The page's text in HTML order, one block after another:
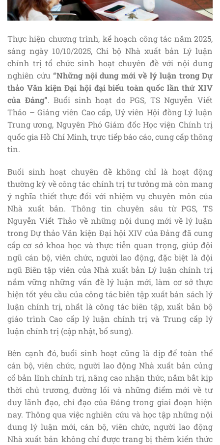
Thực hiện chương trình, kế hoạch công tác năm 2025,
sáng ngày 10/10/2025, Chi bộ Nhà xuất bản Lý luận
chính trị tổ chức sinh hoạt chuyên đề với nội dung
nghiên cứu “Những nội dung mới về lý luận trong Dự
thảo Văn kiện Đại hội đại biểu toàn quốc lần thứ XIV
của Đảng”. Buổi sinh hoạt do PGS, TS Nguyễn Viết
Thảo – Giảng viên Cao cấp, Uỷ viên Hội đồng Lý luận
Trung ương, Nguyên Phó Giám đốc Học viện Chính trị
quốc gia Hồ Chí Minh, trực tiếp báo cáo, cung cấp thông
tin.
Buổi sinh hoạt chuyên đề không chỉ là hoạt động
thường kỳ về công tác chính trị tư tưởng mà còn mang
ý nghĩa thiết thực đối với nhiệm vụ chuyên môn của
Nhà xuất bản. Thông tin chuyên sâu từ PGS, TS
Nguyễn Viết Thảo về những nội dung mới về lý luận
trong Dự thảo Văn kiện Đại hội XIV của Đảng đã cung
cấp cơ sở khoa học và thực tiễn quan trọng, giúp đội
ngũ cán bộ, viên chức, người lao động, đặc biệt là đội
ngũ Biên tập viên của Nhà xuất bản Lý luận chính trị
nắm vững những vấn đề lý luận mới, làm cơ sở thực
hiện tốt yêu cầu của công tác biên tập xuất bản sách lý
luận chính trị, nhất là công tác biên tập, xuất bản bộ
giáo trình Cao cấp lý luận chính trị và Trung cấp lý
luận chính trị (cập nhật, bổ sung).
Bên cạnh đó, buổi sinh hoạt cũng là dịp để toàn thể
cán bộ, viên chức, người lao động Nhà xuất bản củng
cố bản lĩnh chính trị, nâng cao nhận thức, nắm bắt kịp
thời chủ trương, đường lối và những điểm mới về tư
duy lãnh đạo, chỉ đạo của Đảng trong giai đoạn hiện
nay. Thông qua việc nghiên cứu và học tập những nội
dung lý luận mới, cán bộ, viên chức, người lao động
Nhà xuất bản không chỉ được trang bị thêm kiến thức